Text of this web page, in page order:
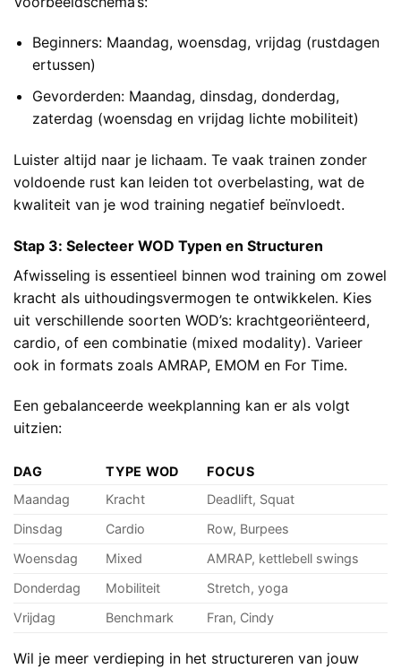
Beginners: Maandag, woensdag, vrijdag (rustdagen
ertussen)
Gevorderden: Maandag, dinsdag, donderdag,
zaterdag (woensdag en vrijdag lichte mobiliteit)
Luister altijd naar je lichaam. Te vaak trainen zonder
voldoende rust kan leiden tot overbelasting, wat de
kwaliteit van je wod training negatief beïnvloedt.
Stap 3: Selecteer WOD Typen en Structuren
Afwisseling is essentieel binnen wod training om zowel
kracht als uithoudingsvermogen te ontwikkelen. Kies
uit verschillende soorten WOD’s: krachtgeoriënteerd,
cardio, of een combinatie (mixed modality). Varieer
ook in formats zoals AMRAP, EMOM en For Time.
Een gebalanceerde weekplanning kan er als volgt
uitzien:
DAG TYPE WOD
FOCUS
Maandag
Kracht
Deadlift, Squat
Dinsdag
Cardio
Row, Burpees
Woensdag
Mixed
AMRAP, kettlebell swings
Donderdag
Mobiliteit
Stretch, yoga
Vrijdag
Benchmark Fran, Cindy
Wil je meer verdieping in het structureren van jouw